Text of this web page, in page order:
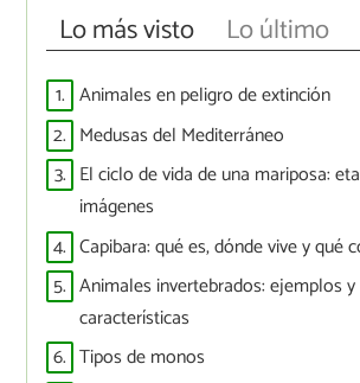
Lo más visto Lo último
1. Animales en peligro de extinción
2. Medusas del Mediterráneo
3. El ciclo de vida de una mariposa:
imágenes
4. Capibara: qué es, dónde vive y qué
5. Animales invertebrados: ejemplos y
características
6. Tipos de monos